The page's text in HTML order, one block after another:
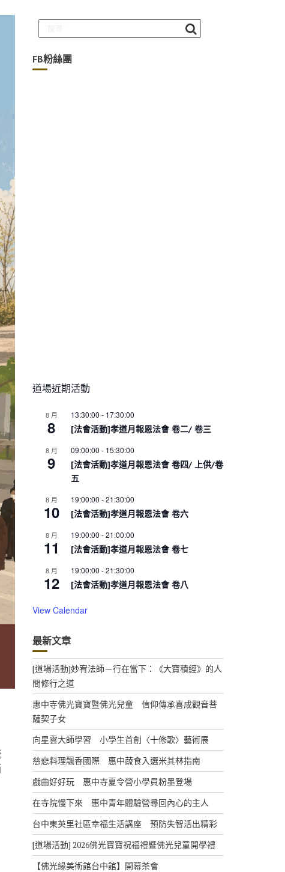
FB粉絲團
道場近期活動
8 月
8
13:30:00 - 17:30:00
[法會活動]孝道月報恩法會 卷二/ 卷三
8 月
9
09:00:00 - 15:30:00
[法會活動]孝道月報恩法會 卷四/ 上供/卷
五
8 月
10
19:00:00 -21:30:00
[法會活動]孝道月報恩法會 卷六
8 月
11
19:00:00 -21:00:00
[法會活動]孝道月報恩法會 卷七
8 月
12
19:00:00 -21:30:00
[法會活動]孝道月報恩法會 卷八
View Calendar
最新文章
[道場活動]妙宥法師－行在當下：《大寶積經》的人
間修行之道
惠中寺佛光寶寶暨佛光兒童 信仰傳承喜成觀音菩
薩契子女
向星雲大師學習 小學生首創〈十修歌〉藝術展
慈悲料理飄香國際 惠中蔬食入選米其林指南
戲曲好好玩 惠中寺夏令營小學員粉墨登場
在寺院慢下來 惠中青年體驗營尋回內心的主人
台中東英里社區幸福生活講座 預防失智活出精彩
[道場活動] 2026佛光寶寶祝福禮暨佛光兒童開學禮
【佛光緣美術館台中館】開幕茶會